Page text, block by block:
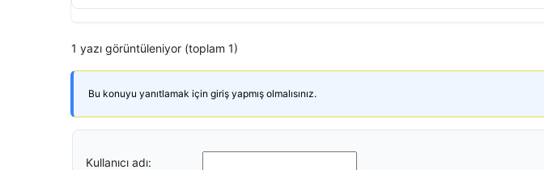
1 yazı görüntüleniyor (toplam 1)
Bu konuyu yanıtlamak için giriş yapmış olmalısınız.
Kullanıcı adı: